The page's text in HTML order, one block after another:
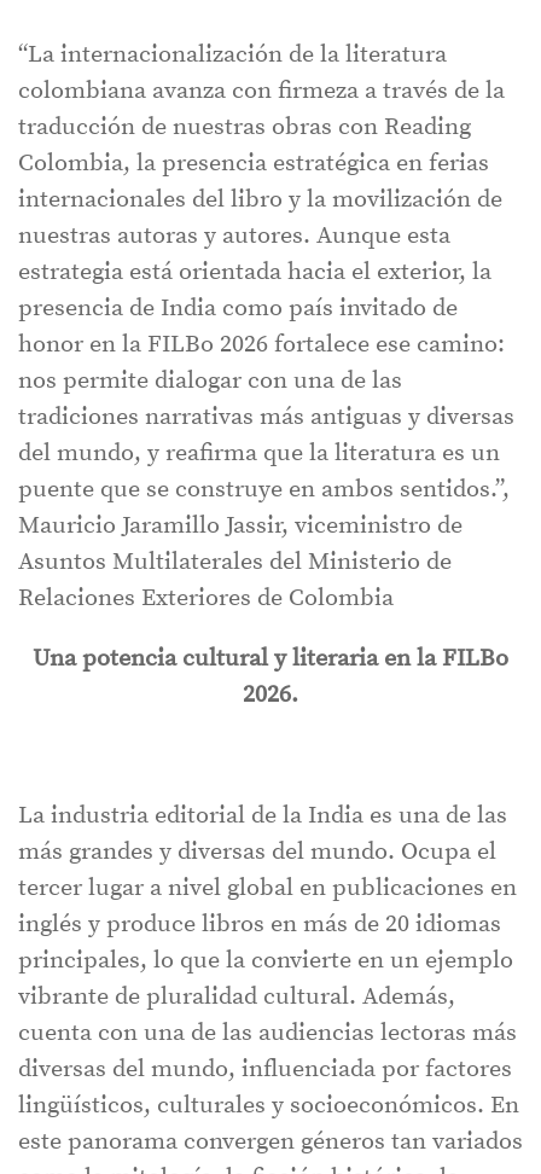
“La internacionalización de la literatura
colombiana avanza con firmeza a través de la
traducción de nuestras obras con Reading
Colombia, la presencia estratégica en ferias
internacionales del libro y la movilización de
nuestras autoras y autores. Aunque esta
estrategia está orientada hacia el exterior, la
presencia de India como país invitado de
honor en la FILBo 2026 fortalece ese camino:
nos permite dialogar con una de las
tradiciones narrativas más antiguas y diversas
del mundo, y reafirma que la literatura es un
puente que se construye en ambos sentidos.”,
Mauricio Jaramillo Jassir, viceministro de
Asuntos Multilaterales del Ministerio de
Relaciones Exteriores de Colombia
Una potencia cultural y literaria en la FILBo
2026.
La industria editorial de la India es una de las
más grandes y diversas del mundo. Ocupa el
tercer lugar a nivel global en publicaciones en
inglés y produce libros en más de 20 idiomas
principales, lo que la convierte en un ejemplo
vibrante de pluralidad cultural. Además,
cuenta con una de las audiencias lectoras más
diversas del mundo, influenciada por factores
lingüísticos, culturales y socioeconómicos. En
este panorama convergen géneros tan variados